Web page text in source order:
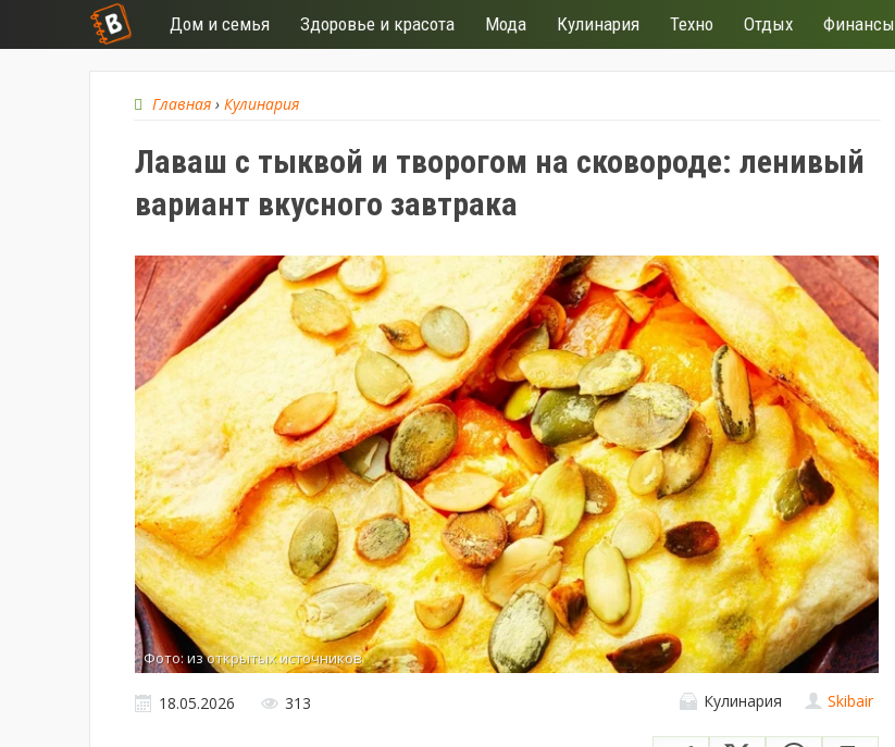
Дом и семья Здоровье и красота Мода Кулинария Техно Отдых Финансы
Главная › Кулинария
Лаваш с тыквой и творогом на сковороде: ленивый
вариант вкусного завтрака
Фото: из открытых источников
Skibair
Кулинария
18.05.2026 313